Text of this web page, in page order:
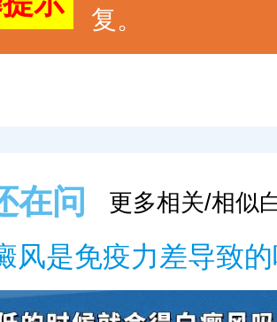
复。
在问 更多相关/相似
风是免疫力差导致